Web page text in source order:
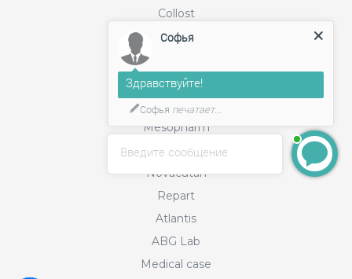
Collost
Bellarti
Estiart
Martinex
Mesopharm
Neauvia
Novacutan
Repart
Atlantis
ABG Lab
Medical case
Введите сообщение
Софья
Здравствуйте!
Софья печатает...